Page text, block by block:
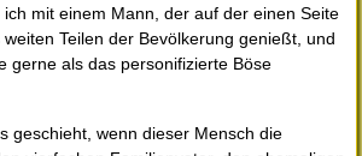
mit einem Mann, der auf der einen Seite
Teilen der Bevölkerung genießt, und
gerne als das personifizierte Böse
geschieht, wenn dieser Mensch die